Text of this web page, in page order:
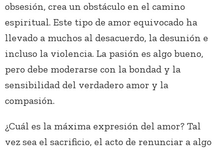
obsesión, crea un obstáculo en el camino
espiritual. Este tipo de amor equivocado ha
llevado a muchos al desacuerdo, la desunión e
incluso la violencia. La pasión es algo bueno,
pero debe moderarse con la bondad y la
sensibilidad del verdadero amor y la
compasión.
¿Cuál es la máxima expresión del amor? Tal
vez sea el sacrificio, el acto de renunciar a algo